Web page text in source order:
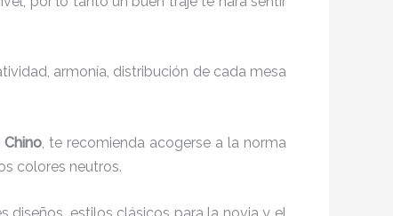
armonía, distribución de cada mesa
, te recomienda acogerse a la norma
colores neutros.